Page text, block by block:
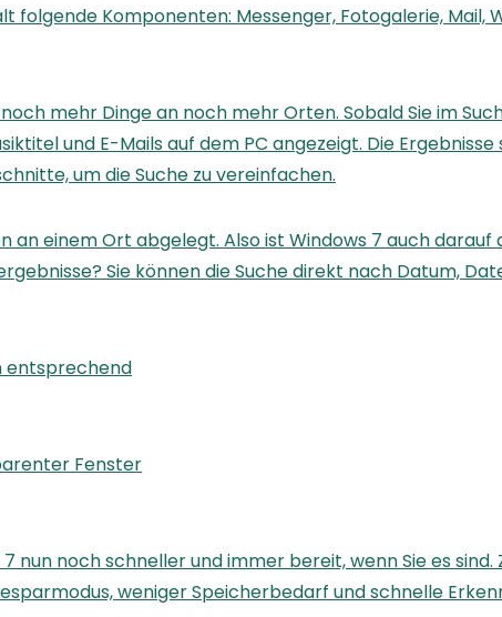
Komponenten: Messenger, Fotogalerie, Mail,
mehr Dinge an noch mehr Orten. Sobald Sie im
und E-Mails auf dem PC angezeigt. Die
um die Suche zu vereinfachen.
an einem Ort abgelegt. Also ist Windows 7 auch
Sie können die Suche direkt nach Datum,
entsprechend
Fenster
nun noch schneller und immer bereit, wenn Sie es
weniger Speicherbedarf und schnelle